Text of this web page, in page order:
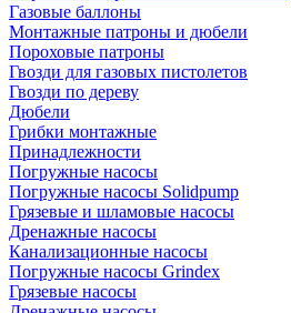
Газовые баллоны
Монтажные патроны и дюбели
Пороховые патроны
Гвозди для газовых пистолетов
Гвозди по дереву
Дюбели
Грибки монтажные
Принадлежности
Погружные насосы
Погружные насосы Solidpump
Грязевые и шламовые насосы
Дренажные насосы
Канализационные насосы
Погружные насосы Grindex
Грязевые насосы